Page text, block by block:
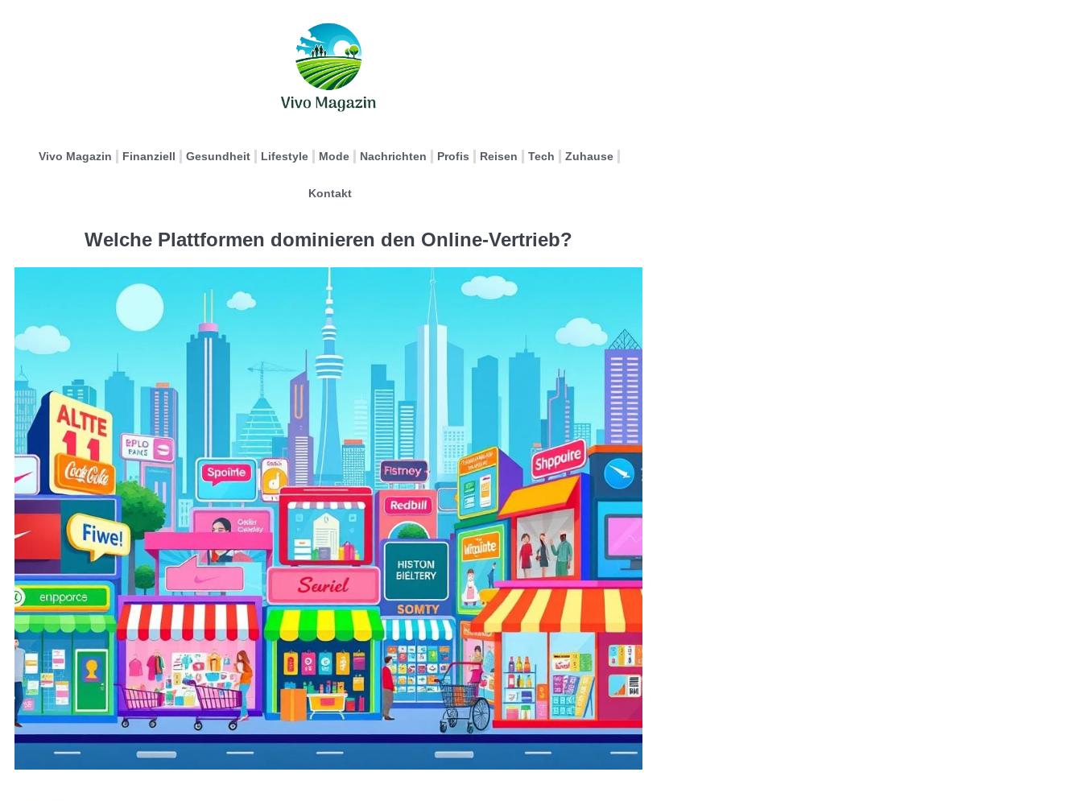
Vivo Magazin Finanziell Gesundheit Lifestyle Mode Nachrichten Profis Reisen Tech Zuhause
Kontakt
Welche Plattformen dominieren den Online-Vertrieb?